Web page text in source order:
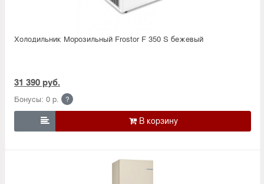
Холодильник Морозильный Frostor F 350 S бежевый
31 390 руб.
Бонусы: 0 р. ?
